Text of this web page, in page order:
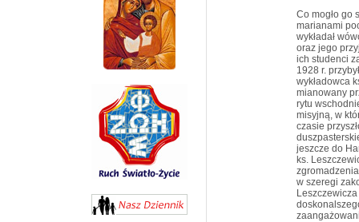
Co mogło go
marianami
wykładał
oraz jego
ich studenci
1928 r.
wykładowca
mianowany
rytu
misyjną, w
czasie
jeszcze do
ks.
w szeregi